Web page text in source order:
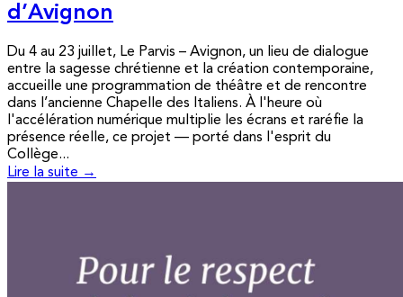
d’Avignon
Du 4 au 23 juillet, Le Parvis – Avignon, un lieu de dialogue
entre la sagesse chrétienne et la création contemporaine,
accueille une programmation de théâtre et de rencontre
dans l’ancienne Chapelle des Italiens. À l'heure où
l'accélération numérique multiplie les écrans et raréfie la
présence réelle, ce projet — porté dans l'esprit du
Collège...
Lire la suite →